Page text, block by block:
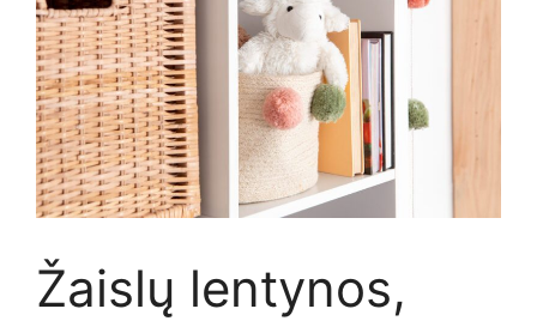
Žaislų lentynos,